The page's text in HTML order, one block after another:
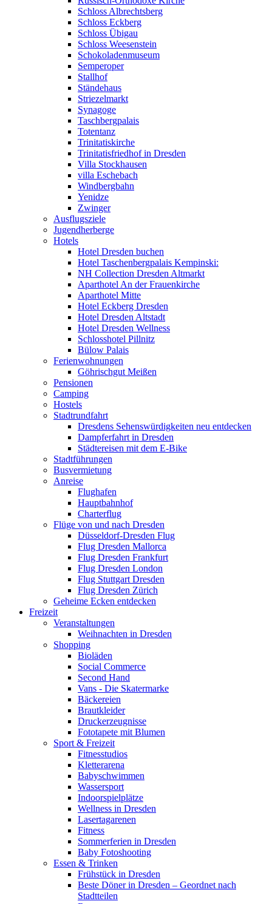
Schloss Albrechtsberg
Schloss Eckberg
Schloss Übigau
Schloss Weesenstein
Schokoladenmuseum
Semperoper
Stallhof
Ständehaus
Striezelmarkt
Synagoge
Taschbergpalais
Totentanz
Trinitatiskirche
Trinitatisfriedhof in Dresden
Villa Stockhausen
villa Eschebach
Windbergbahn
Yenidze
Zwinger
Ausflugsziele
Jugendherberge
Hotels
Hotel Dresden buchen
Hotel Taschenbergpalais Kempinski:
NH Collection Dresden Altmarkt
Aparthotel An der Frauenkirche
Aparthotel Mitte
Hotel Eckberg Dresden
Hotel Dresden Altstadt
Hotel Dresden Wellness
Schlosshotel Pillnitz
Bülow Palais
Ferienwohnungen
Göhrischgut Meißen
Pensionen
Camping
Hostels
Stadtrundfahrt
Dresdens Sehenswürdigkeiten neu entdecken
Dampferfahrt in Dresden
Städtereisen mit dem E-Bike
Stadtführungen
Busvermietung
Anreise
Flughafen
Hauptbahnhof
Charterflug
Flüge von und nach Dresden
Düsseldorf-Dresden Flug
Flug Dresden Mallorca
Flug Dresden Frankfurt
Flug Dresden London
Flug Stuttgart Dresden
Flug Dresden Zürich
Geheime Ecken entdecken
Freizeit
Veranstaltungen
Weihnachten in Dresden
Shopping
Bioläden
Social Commerce
Second Hand
Vans - Die Skatermarke
Bäckereien
Brautkleider
Druckerzeugnisse
Fototapete mit Blumen
Sport & Freizeit
Fitnesstudios
Kletterarena
Babyschwimmen
Wassersport
Indoorspielplätze
Wellness in Dresden
Lasertagarenen
Fitness
Sommerferien in Dresden
Baby Fotoshooting
Essen & Trinken
Frühstück in Dresden
Beste Döner in Dresden – Geordnet nach
Stadtteilen